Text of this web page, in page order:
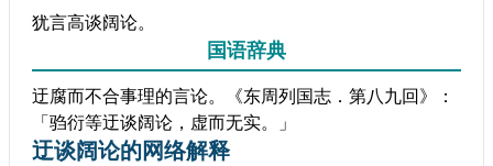
犹言高谈阔论。
国语辞典
迂腐而不合事理的言论。《东周列国志．第八九回》：
「驺衍等迂谈阔论，虚而无实。」
迂谈阔论的网络解释